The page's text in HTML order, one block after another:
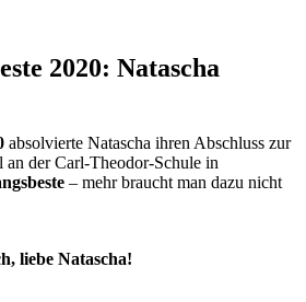
2020: Natascha
absolvierte Natascha ihren Abschluss zur
der Carl-Theodor-Schule in
– mehr braucht man dazu nicht
liebe Natascha!